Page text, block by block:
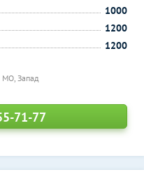
МО, Запад
1000
1200
1200
71-77